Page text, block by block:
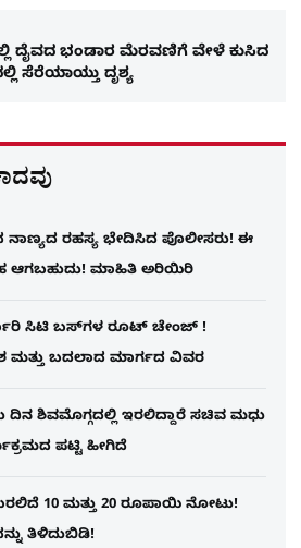
ದೈವದ ಭಂಡಾರ ಮೆರವಣಿಗೆ ವೇಳೆ ಕುಸಿದ
ಸೆರೆಯಾಯ್ತು ದೃಶ್ಯ
ನಾಣ್ಯದ ರಹಸ್ಯ ಭೇದಿಸಿದ ಪೊಲೀಸರು! ಈ
ಆಗಬಹುದು! ಮಾಹಿತಿ ಅರಿಯಿರಿ
ಸಿಟಿ ಬಸ್​ಗಳ ರೂಟ್ ಚೇಂಜ್ !
ಮತ್ತು ಬದಲಾದ ಮಾರ್ಗದ ವಿವರ
ದಿನ ಶಿವಮೊಗ್ಗದಲ್ಲಿ ಇರಲಿದ್ದಾರೆ ಸಚಿವ ಮಧು
ಪಟ್ಟಿ ಹೀಗಿದೆ
10 ಮತ್ತು 20 ರೂಪಾಯಿ ನೋಟು!
ತಿಳಿದುಬಿಡಿ!